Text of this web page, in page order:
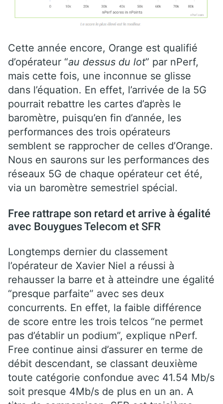
Cette année encore, Orange est qualifié
d’opérateur “au dessus du lot” par nPerf,
mais cette fois, une inconnue se glisse
dans l’équation. En effet, l’arrivée de la 5G
pourrait rebattre les cartes d’après le
baromètre, puisqu’en fin d’année, les
performances des trois opérateurs
semblent se rapprocher de celles d’Orange.
Nous en saurons sur les performances des
réseaux 5G de chaque opérateur cet été,
via un baromètre semestriel spécial.
Free rattrape son retard et arrive à égalité
avec Bouygues Telecom et SFR
Longtemps dernier du classement
l’opérateur de Xavier Niel a réussi à
rehausser la barre et à atteindre une égalité
“presque parfaite” avec ses deux
concurrents. En effet, la faible différence
de score entre les trois telcos “ne permet
pas d’établir un podium”, explique nPerf.
Free continue ainsi d’assurer en terme de
débit descendant, se classant deuxième
toute catégorie confondue avec 41.54 Mb/s
soit presque 4Mb/s de plus en un an. A